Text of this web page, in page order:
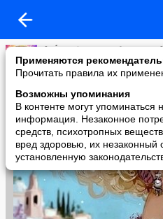
Применяются
Прочитать правила их
Возможны упоминания
В контенте могут упоминаться
информация. Незаконное
средств, психотропных
вред здоровью, их незаконный
установленную
🌸 Ḿεҗдẏ нαмน дεᏰочҝαмน
added a photo
04 Jun в 06:32